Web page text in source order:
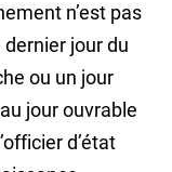
n’est pas
jour du
ou un jour
jour ouvrable
d’état